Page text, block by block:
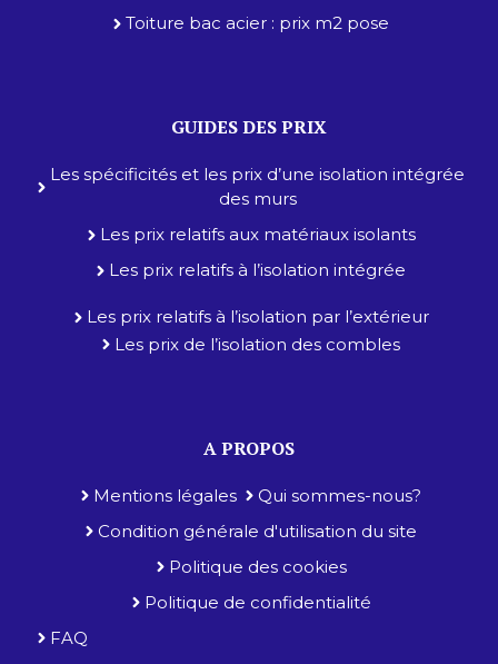
Toiture bac acier : prix m2 pose
GUIDES DES PRIX
Les spécificités et les prix d’une isolation intégrée
des murs
Les prix relatifs aux matériaux isolants
Les prix relatifs à l’isolation intégrée
Les prix relatifs à l’isolation par l’extérieur
Les prix de l’isolation des combles
A PROPOS
Mentions légales
Qui sommes-nous?
Condition générale d'utilisation du site
Politique des cookies
Politique de confidentialité
FAQ